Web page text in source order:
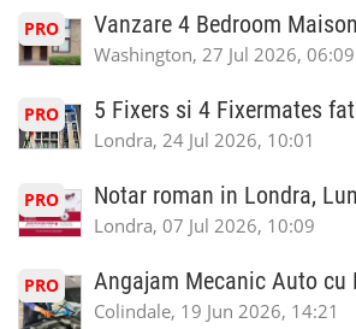
PRO Vanzare 4 Bedroom
Washington, 27 Jul 2026, 06:09
PRO 5 Fixers si 4 Fixermates
Londra, 24 Jul 2026, 10:01
PRO Notar roman in Londra,
Londra, 07 Jul 2026, 10:09
PRO Angajam Mecanic Auto cu
Colindale, 19 Jun 2026, 14:21